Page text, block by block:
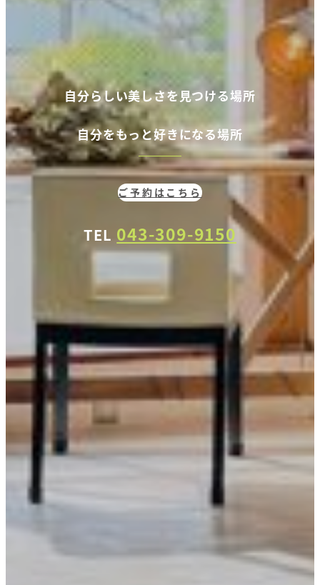
自分らしい美しさを見つける場所
自分をもっと好きになる場所
ご予約はこちら
TEL 043-309-9150